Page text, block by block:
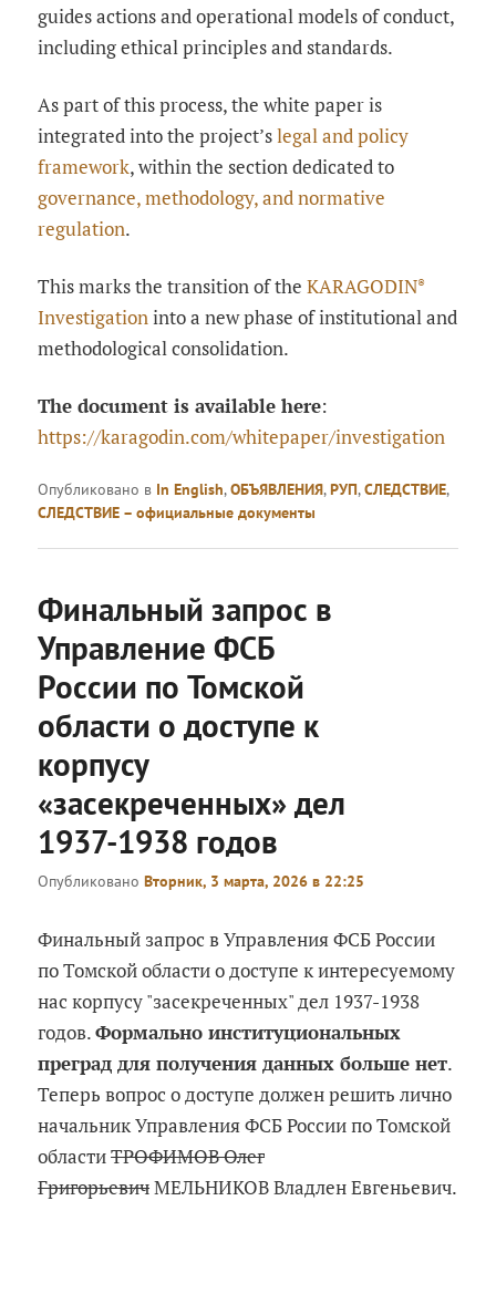
guides actions and operational models of conduct,
including ethical principles and standards.
As part of this process, the white paper is
integrated into the project’slegal and policy
framework, within the section dedicated to
governance, methodology, and normative
regulation.
This marks the transition of theKARAGODIN®
Investigationinto a new phase of institutional and
methodological consolidation.
The document is available here:
https://karagodin.com/whitepaper/investigation
Опубликовано в In English,ОБЪЯВЛЕНИЯ,РУП,СЛЕДСТВИЕ,
СЛЕДСТВИЕ – официальные документы
Финальный запрос в
Управление ФСБ
России по Томской
области о доступе к
корпусу
«засекреченных» дел
1937-1938 годов
ОпубликованоВторник, 3 марта, 2026 в 22:25
Финальный запрос в Управления ФСБ России
по Томской области о доступе к интересуемому
нас корпусу "засекреченных" дел 1937-1938
годов.Формально институциональных
преград для получения данных больше нет.
Теперь вопрос о доступе должен решить лично
начальник Управления ФСБ России по Томской
областиТРОФИМОВ Олег
ГригорьевичМЕЛЬНИКОВ Владлен Евгеньевич.